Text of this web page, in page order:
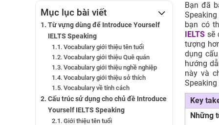
Mục lục bài viết
Từ vựng dùng để Introduce Yourself
IELTS Speaking
Vocabulary giới thiệu tên tuổi
Vocabulary giới thiệu Quê quán
Vocabulary giới thiệu nghề nghiệp
Vocabulary giới thiệu sở thích
Vocabulary về tính cách
Cấu trúc sử dụng cho chủ đề Introduce
Yourself IELTS Speaking
Giới thiệu tên tuổi
Bạn đã
bạn có
IELTS sẽ
tượng
dụng
hướng
này và
Speaking
Key
Những